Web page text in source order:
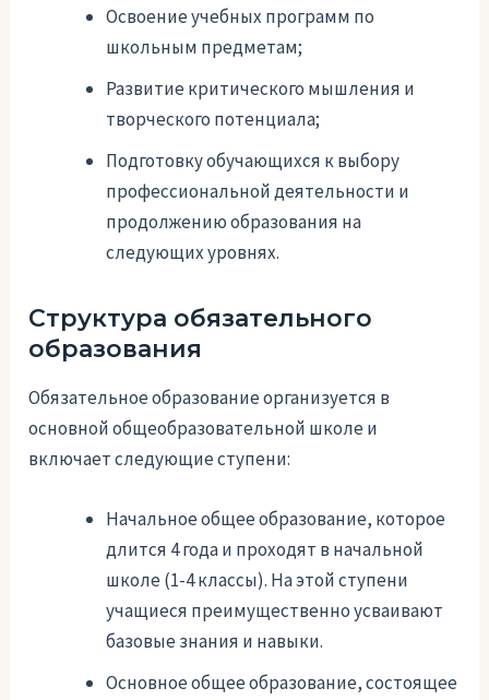
Освоение учебных программ по
школьным предметам;
Развитие критического мышления и
творческого потенциала;
Подготовку обучающихся к выбору
профессиональной деятельности и
продолжению образования на
следующих уровнях.
Структура обязательного
образования
Обязательное образование организуется в
основной общеобразовательной школе и
включает следующие ступени:
Начальное общее образование, которое
длится 4 года и проходят в начальной
школе (1-4 классы). На этой ступени
учащиеся преимущественно усваивают
базовые знания и навыки.
Основное общее образование, состоящее